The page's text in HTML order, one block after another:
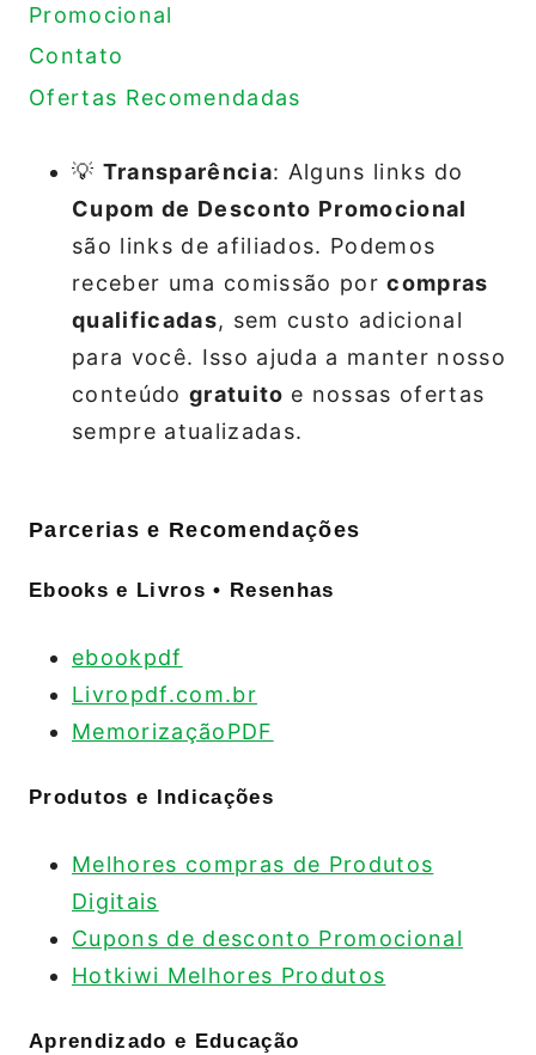
Promocional
Contato
Ofertas Recomendadas
💡 Transparência: Alguns links do
Cupom de Desconto Promocional
são links de afiliados. Podemos
receber uma comissão porcompras
qualificadas, sem custo adicional
para você. Isso ajuda a manter nosso
conteúdo gratuito e nossas ofertas
sempre atualizadas.
Parcerias e Recomendações
Ebooks e Livros • Resenhas
ebookpdf
Livropdf.com.br
MemorizaçãoPDF
Produtos e Indicações
Melhores compras de Produtos
Digitais
Cupons de desconto Promocional
Hotkiwi Melhores Produtos
Aprendizado e Educação